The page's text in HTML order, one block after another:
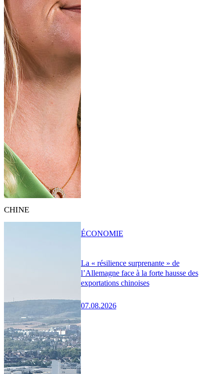
CHINE
La « résilience surprenante » de
l’Allemagne face à la forte hausse des
exportations chinoises
07.08.2026
ÉCONOMIE